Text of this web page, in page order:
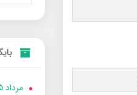
مرداد 1405